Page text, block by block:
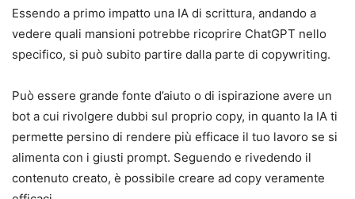
Essendo a primo impatto una IA di scrittura, andando a
vedere quali mansioni potrebbe ricoprire ChatGPT nello
specifico, si può subito partire dalla parte di copywriting.
Può essere grande fonte d’aiuto o di ispirazione avere un
bot a cui rivolgere dubbi sul proprio copy, in quanto la IA ti
permette persino di rendere più efficace il tuo lavoro se si
alimenta con i giusti prompt. Seguendo e rivedendo il
contenuto creato, è possibile creare ad copy veramente